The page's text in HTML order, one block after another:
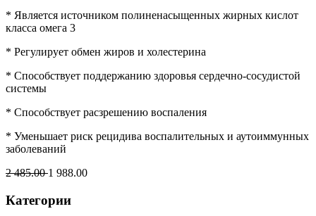
* Является источником полиненасыщенных жирных кислот
класса омега 3
* Регулирует обмен жиров и холестерина
* Способствует поддержанию здоровья сердечно-сосудистой
системы
* Способствует расзрешению воспаления
* Уменьшает риск рецидива воспалительных и аутоиммунных
заболеваний
2 485.001 988.00
Категории